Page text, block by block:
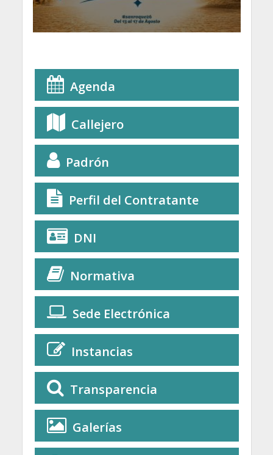
Agenda
Callejero
Padrón
Perfil del Contratante
DNI
Normativa
Sede Electrónica
Instancias
Transparencia
Galerías